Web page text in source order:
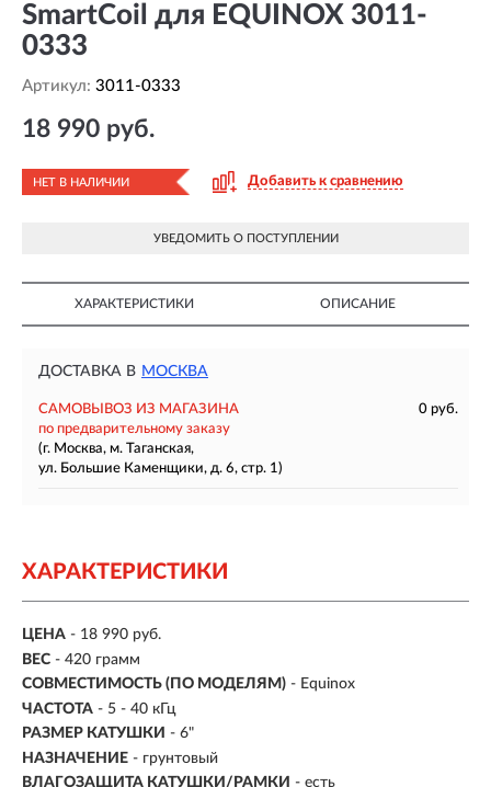
SmartCoil для EQUINOX 3011-
0333
Артикул: 3011-0333
18 990 руб.
НЕТ В НАЛИЧИИ Добавить к сравнению
УВЕДОМИТЬ О ПОСТУПЛЕНИИ
ХАРАКТЕРИСТИКИ ОПИСАНИЕ
ДОСТАВКА В МОСКВА
САМОВЫВОЗ ИЗ МАГАЗИНА
0 руб.
по предварительному заказу
(г. Москва, м. Таганская,
ул. Большие Каменщики, д. 6, стр. 1)
ХАРАКТЕРИСТИКИ
ЦЕНА - 18 990 руб.
ВЕС - 420 грамм
СОВМЕСТИМОСТЬ (ПО МОДЕЛЯМ) - Equinox
ЧАСТОТА - 5 - 40 кГц
РАЗМЕР КАТУШКИ - 6"
НАЗНАЧЕНИЕ - грунтовый
ВЛАГОЗАЩИТА КАТУШКИ/РАМКИ - есть